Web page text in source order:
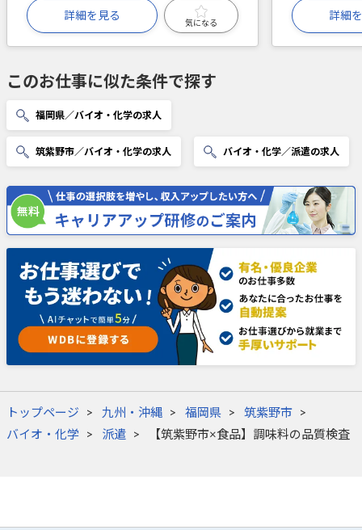
詳細を見る
気になる
詳細
このお仕事に似た条件で探す
福岡県／バイオ・化学の求人
筑紫野市／バイオ・化学の求人 バイオ・化学／派遣の求人
トップページ 九州・沖縄 福岡県
筑紫野市
バイオ・化学
派遣 【筑紫野市×食品】調味料の品質検査